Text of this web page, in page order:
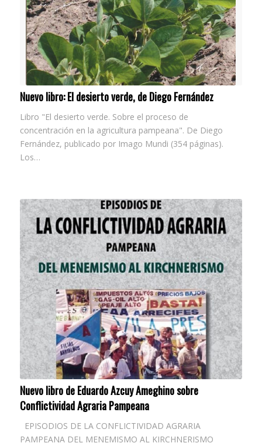
Nuevo libro: El desierto verde, de Diego Fernández
Libro "El desierto verde. Sobre el proceso de
concentración en la agricultura pampeana". De Diego
Fernández, publicado por Imago Mundi (354 páginas).
Los…
Nuevo libro de Eduardo Azcuy Ameghino sobre
Conflictividad Agraria Pampeana
EPISODIOS DE LA CONFLICTIVIDAD AGRARIA
PAMPEANA DEL MENEMISMO AL KIRCHNERISMO